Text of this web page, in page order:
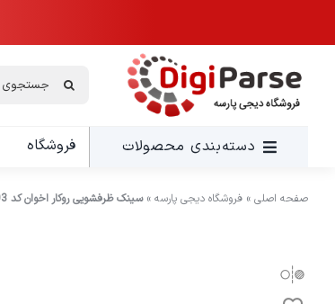
جستجو
برای:
دسته‌بندی محصولات فروشگاه
صفحه اصلی » فروشگاه دیجی پارسه »سینک ظرفشویی روکار اخوان کد 503